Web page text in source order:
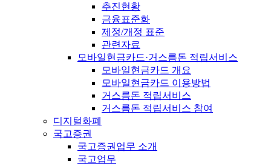
추진현황
금융표준화
제정/개정 표준
관련자료
모바일현금카드·거스름돈 적립서비스
모바일현금카드 개요
모바일현금카드 이용방법
거스름돈 적립서비스
거스름돈 적립서비스 참여
디지털화폐
국고증권
국고증권업무 소개
국고업무